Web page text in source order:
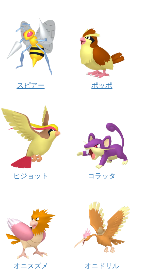
スピアー ポッポ
ピジョット コラッタ
オニスズメ オニドリル